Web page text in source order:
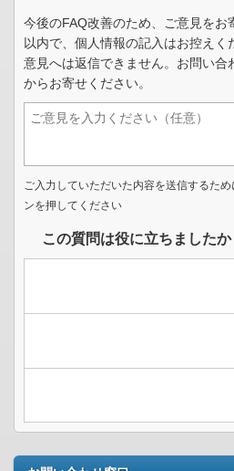
今後のFAQ改善のため、ご意見をお
以内で、個人情報の記入はお控え
意見へは返信できません。お問い合
からお寄せください。
ご入力していただいた内容を送信するた
ンを押してください
この質問は役に立ちましたか